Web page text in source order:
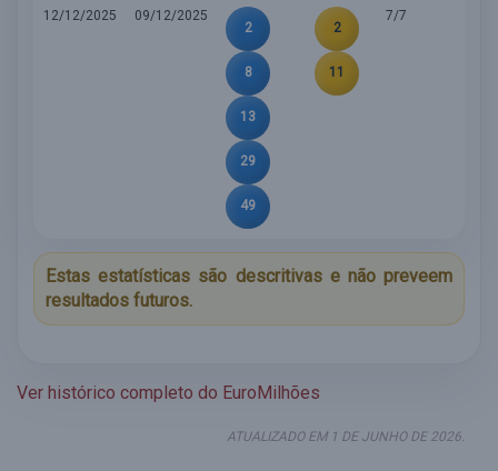
12/12/2025
09/12/2025
2
8
13
29
49
2
11
7/7
Estas estatísticas são descritivas e não preveem
resultados futuros.
Ver histórico completo do EuroMilhões
ATUALIZADO EM 1 DE JUNHO DE 2026.